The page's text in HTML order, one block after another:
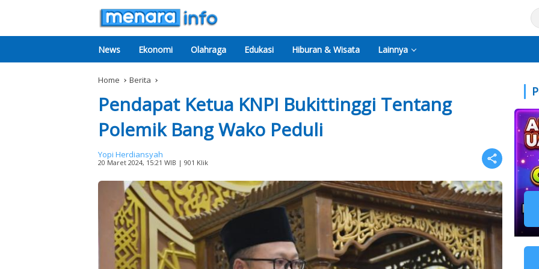
News Ekonomi Olahraga Edukasi Hiburan & Wisata Lainnya
Home Berita
Pendapat Ketua KNPI Bukittinggi Tentang
Polemik Bang Wako Peduli
Yopi Herdiansyah
20 Maret 2024, 15:21 WIB | 901 Klik